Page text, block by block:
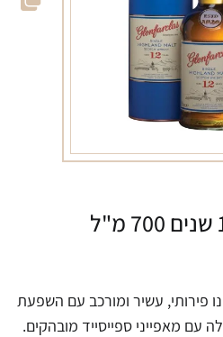
12 שנים הינו פירותי, עשיר ומורכב עם השפעת
עם מאפייני ספייסייד מובהקים.